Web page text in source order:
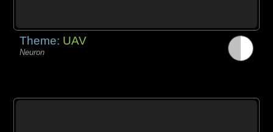
Theme: UAV
Neuron